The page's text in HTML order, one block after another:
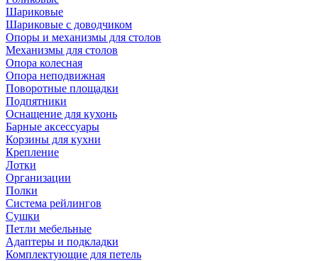
Шариковые
Шариковые с доводчиком
Опоры и механизмы для столов
Механизмы для столов
Опора колесная
Опора неподвижная
Поворотные площадки
Подпятники
Оснащение для кухонь
Барные аксессуары
Корзины для кухни
Крепление
Лотки
Организации
Полки
Система рейлингов
Сушки
Петли мебельные
Адаптеры и подкладки
Комплектующие для петель